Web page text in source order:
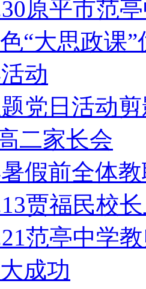
原平市范
“大思政课
动
党日活动
二家长会
假前全体
贾福民校
范亭中学
成功